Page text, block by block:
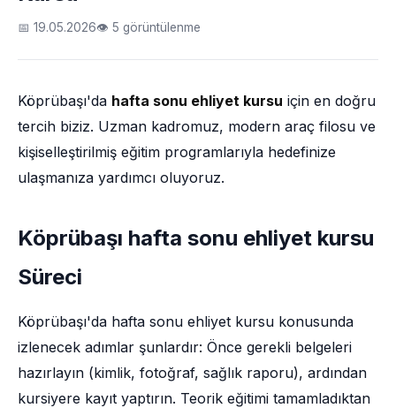
📅 19.05.2026👁 5 görüntülenme
Köprübaşı'da hafta sonu ehliyet kursu için en doğru
tercih biziz. Uzman kadromuz, modern araç filosu ve
kişiselleştirilmiş eğitim programlarıyla hedefinize
ulaşmanıza yardımcı oluyoruz.
Köprübaşı hafta sonu ehliyet kursu
Süreci
Köprübaşı'da hafta sonu ehliyet kursu konusunda
izlenecek adımlar şunlardır: Önce gerekli belgeleri
hazırlayın (kimlik, fotoğraf, sağlık raporu), ardından
kursiyere kayıt yaptırın. Teorik eğitimi tamamladıktan